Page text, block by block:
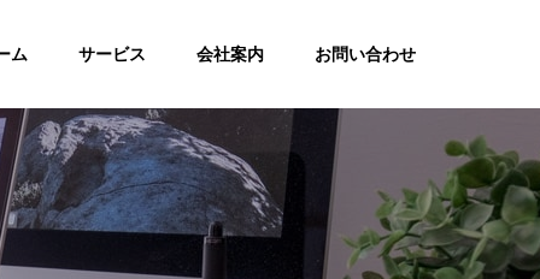
ム サービス 会社案内 お問い合わせ